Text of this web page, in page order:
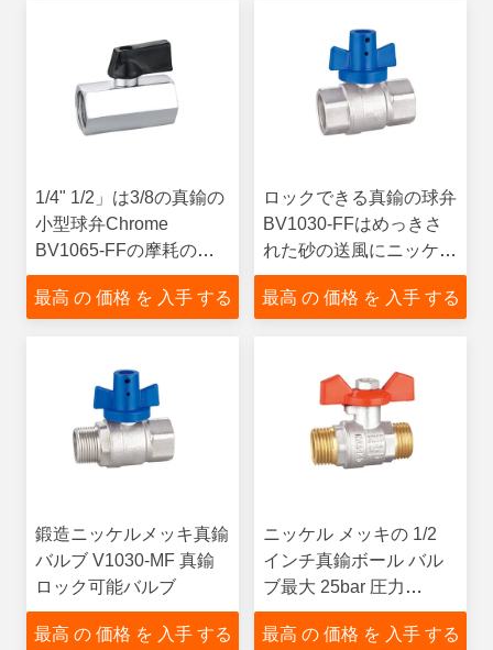
1/4" 1/2」は3/8の真鍮の
小型球弁Chrome
BV1065-FFの摩耗の抵
抗をめっきした
最高 の 価格 を 入手 する
ロックできる真鍮の球弁
BV1030-FFはめっきさ
れた砂の送風にニッケル
を被せる
最高 の 価格 を 入手 する
鍛造ニッケルメッキ真鍮
バルブ V1030-MF 真鍮
ロック可能バルブ
最高 の 価格 を 入手 する
ニッケル メッキの 1/2
インチ真鍮ボール バル
ブ最大 25bar 圧力
BV1032-MM
最高 の 価格 を 入手 する